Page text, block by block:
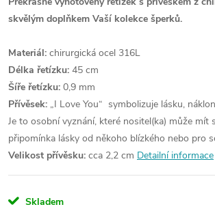
skvělým doplňkem Vaší kolekce šperků.
Materiál: chirurgická ocel 316L
Délka řetízku: 45 cm
Šíře řetízku: 0,9 mm
Přívěsek: „I Love You“ symbolizuje lásku,
Je to osobní vyznání, které nositel(ka) může mít
připomínka lásky od někoho blízkého nebo pro
Velikost přívěsku: cca 2,2 cm Detailní informace
Skladem